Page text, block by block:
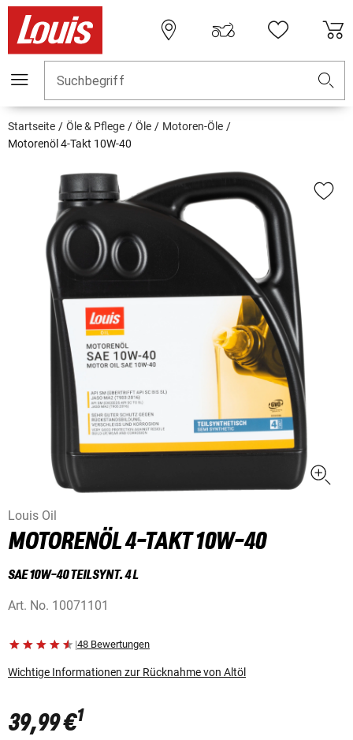
Suchbegriff
Startseite Öle & Pflege Öle
Motoren-Öle
Motorenöl 4-Takt 10W-40
Louis Oil
MOTORENÖL 4-TAKT 10W-40
SAE 10W-40 TEILSYNT. 4 L
Art. No. 10071101
|48 Bewertungen
Wichtige Informationen zur Rücknahme von Altöl
39,99 €1